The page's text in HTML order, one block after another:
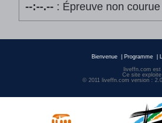
--:--.--: Épreuve non
Bienvenue Programme
liveffn.com
Ce site
© 2011 liveffn.com version :